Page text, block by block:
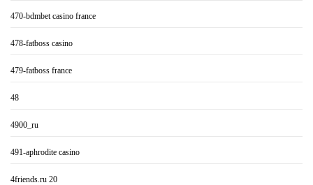
470-bdmbet casino france
478-fatboss casino
479-fatboss france
48
4900_ru
491-aphrodite casino
4friends.ru 20